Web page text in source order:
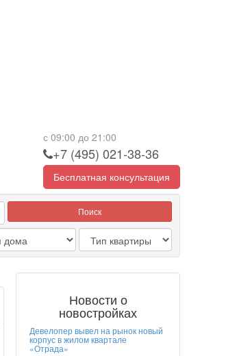
с 09:00 до 21:00
+7 (495) 021-38-36
Бесплатная консультация
Поиск
Новости о
новостройках
Девелопер вывел на рынок новый
корпус в жилом квартале
«Отрада»